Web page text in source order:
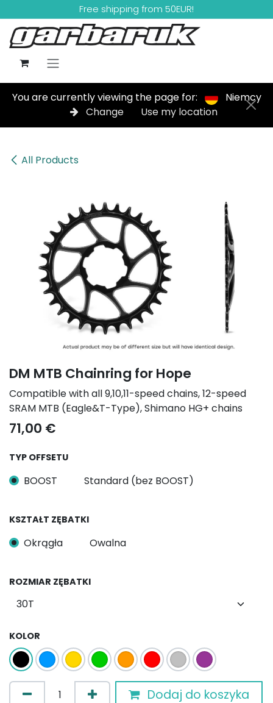
Skip to ContentFree shipping from 50EUR!
You are currently viewing the page for:
Niemcy
Change
Use my location
All Products
DM MTB Chainring for Hope
Compatible with all 9,10,11-speed chains, 12-speed
SRAM MTB (Eagle&T-Type), Shimano HG+ chains
71,00 €
TYP OFFSETU
BOOST Standard (bez BOOST)
KSZTAŁT ZĘBATKI
Okrągła Owalna
ROZMIAR ZĘBATKI
KOLOR
Dodaj do koszyka